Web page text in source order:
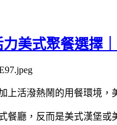
美式聚餐選擇
上活潑熱鬧的用餐環境，
餐廳，反而是美式漢堡